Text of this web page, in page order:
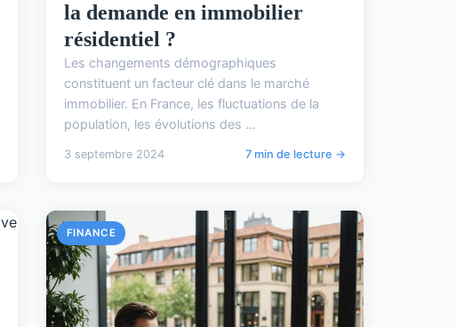
la demande en immobilier
résidentiel ?
Les changements démographiques
constituent un facteur clé dans le marché
immobilier. En France, les fluctuations de la
population, les évolutions des ...
3 septembre 2024 7 min de lecture →
FINANCE